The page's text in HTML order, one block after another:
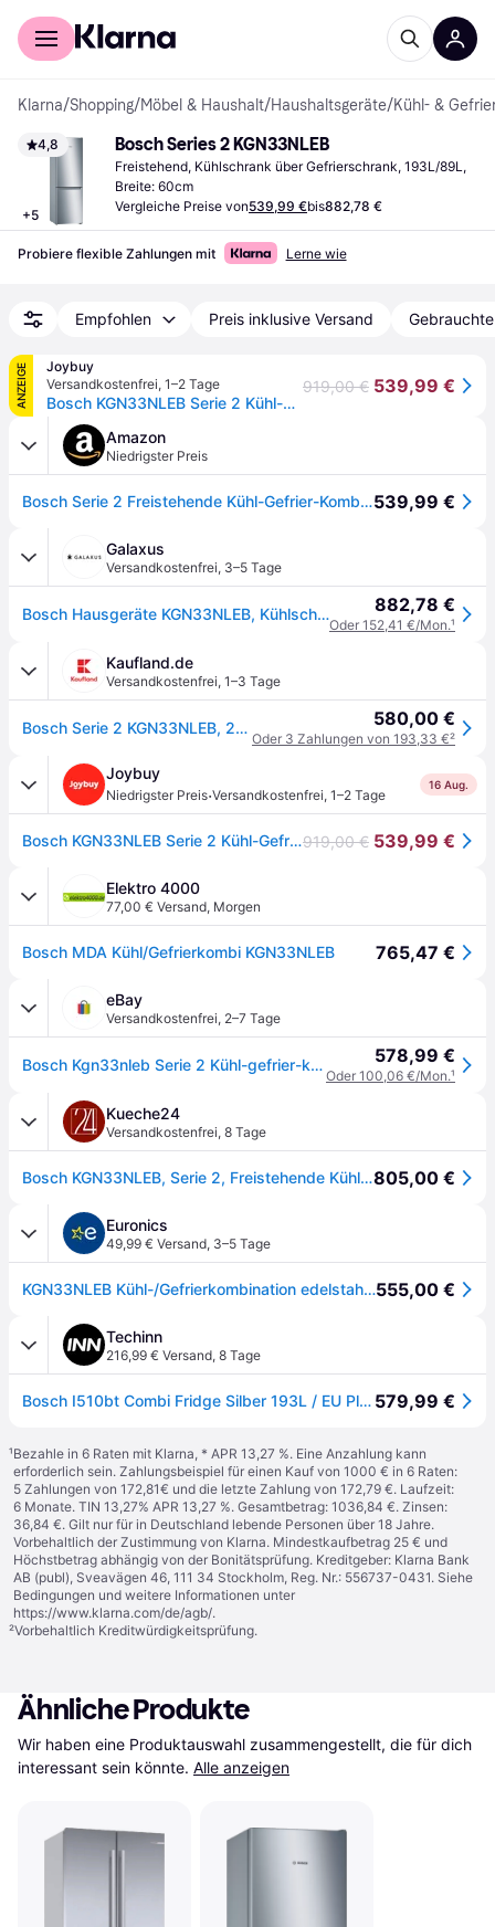
Für Shopper
Klarna/Shopping/Möbel & Haushalt/Haushaltsgeräte/Kühl- &
4,8
+5
Bosch Series 2 KGN33NLEB
Freistehend, Kühlschrank über Gefrierschrank, 193L/89L,
Breite: 60cm
Vergleiche Preise von539,99 €bis882,78 €
Probiere flexible Zahlungen mit Lerne wie
Empfohlen Preis inklusive Versand
ANZEIGE
Joybuy
Versandkostenfrei, 1–2 Tage
Bosch KGN33NLEB Serie 2 Kühl-Gefrierkombination, 176 x 60 cm, 192 L Kühlvolumen & 87 L Gefriervolumen, NoFrost nie wieder abtauen, LED-Beleuchtung gleichmäßige Ausleuchtung [Energieeffizienzklasse E]
919,00 € 539,99 €
Amazon
Niedrigster Preis
Bosch Serie 2 Freistehende Kühl-Gefrier-Kombination 176 x 60 cm KGN33NLEB539,99 €
Galaxus
Versandkostenfrei, 3–5 Tage
Bosch Hausgeräte KGN33NLEB, Kühlschrank Freistehend, Silber 882,78 €
Oder 152,41 €/Mon.¹
Kaufland.de
Versandkostenfrei, 1–3 Tage
Bosch Serie 2 KGN33NLEB, 282 l, SN-T, 11 kg/24h, E, Fresh Zone Fach, Edelstahl 580,00 €
Oder 3 Zahlungen von 193,33 €²
Joybuy
Niedrigster Preis·Versandkostenfrei, 1–2 Tage
16 Aug.
Bosch KGN33NLEB Serie 2 Kühl-Gefrierkombination, 176 x 60 cm, 192 L Kühlvolumen & 87 L Gefriervolumen, NoFrost nie wieder abtauen, LED-Beleuchtung gleichmäßige Ausleuchtung [Energieeffizienzklasse E]919,00 € 539,99 €
Elektro 4000
77,00 € Versand, Morgen
Bosch MDA Kühl/Gefrierkombi KGN33NLEB 765,47 €
eBay
Versandkostenfrei, 2–7 Tage
Bosch Kgn33nleb Serie 2 Kühl-gefrier-kombination, 176 X 60 Cm, 192 L Kühlen + 87 578,99 €
Oder 100,06 €/Mon.¹
Kueche24
Versandkostenfrei, 8 Tage
Bosch KGN33NLEB, Serie 2, Freistehende Kühl-Gefrier-Kombination mit Gefrierbereich unten, 176 x 60 cm, Metall-Optik805,00 €
Euronics
49,99 € Versand, 3–5 Tage
KGN33NLEB Kühl-/Gefrierkombination edelstahl look555,00 €
Techinn
216,99 € Versand, 8 Tage
Bosch I510bt Combi Fridge Silber 193L / EU Plug 220V 579,99 €
¹Bezahle in 6 Raten mit Klarna, * APR 13,27 %. Eine Anzahlung kann
erforderlich sein. Zahlungsbeispiel für einen Kauf von 1000 € in 6 Raten:
5 Zahlungen von 172,81€ und die letzte Zahlung von 172,79 €. Laufzeit:
6 Monate. TIN 13,27% APR 13,27 %. Gesamtbetrag: 1036,84 €. Zinsen:
36,84 €. Gilt nur für in Deutschland lebende Personen über 18 Jahre.
Vorbehaltlich der Zustimmung von Klarna. Mindestkaufbetrag 25 € und
Höchstbetrag abhängig von der Bonitätsprüfung. Kreditgeber: Klarna Bank
AB (publ), Sveavägen 46, 111 34 Stockholm, Reg. Nr.: 556737-0431. Siehe
Bedingungen und weitere Informationen unter
https://www.klarna.com/de/agb/.
²Vorbehaltlich Kreditwürdigkeitsprüfung.
Ähnliche Produkte
Wir haben eine Produktauswahl zusammengestellt, die für dich
interessant sein könnte. Alle anzeigen